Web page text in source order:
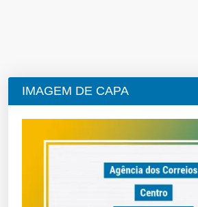
IMAGEM DE CAPA